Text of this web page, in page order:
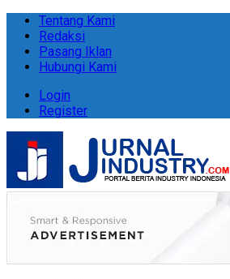
Tentang Kami
Redaksi
Pasang Iklan
Hubungi Kami
Login
Register